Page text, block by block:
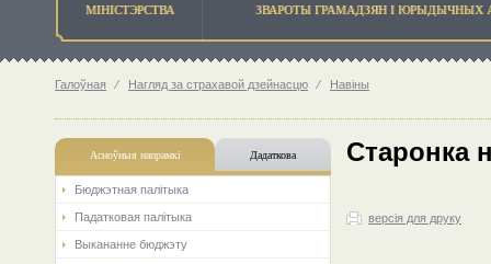
МIНIСТЭРСТВА ЗВАРОТЫ ГРАМАДЗЯН I ЮРЫДЫЧНЫХ
Галоўная ⁄ Нагляд за страхавой дзейнасцю ⁄ Навіны
Асноўныя напрамкi Дадаткова
Бюджэтная палiтыка
Падатковая палітыка
Выкананне бюджэту
Старонка
версія для друку